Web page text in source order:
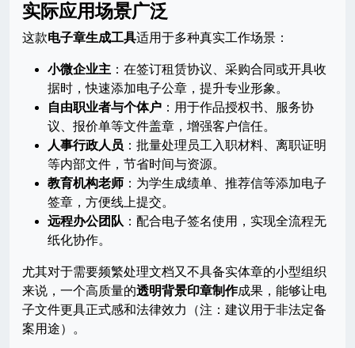
实际应用场景广泛
这款电子章生成工具适用于多种真实工作场景：
小微企业主 ：在签订租赁协议、采购合同或开具收
据时，快速添加电子公章，提升专业形象。
自由职业者与个体户 ：用于作品授权书、服务协
议、报价单等文件盖章，增强客户信任。
人事行政人员 ：批量处理员工入职材料、离职证明
等内部文件，节省时间与资源。
教育机构老师 ：为学生成绩单、推荐信等添加电子
签章，方便线上提交。
远程办公团队 ：配合电子签名使用，实现全流程无
纸化协作。
尤其对于需要频繁处理文档又不具备实体章的小型组织
来说，一个高质量的透明背景印章制作成果，能够让电
子文件更具正式感和法律效力（注：建议用于非法定备
案用途）。